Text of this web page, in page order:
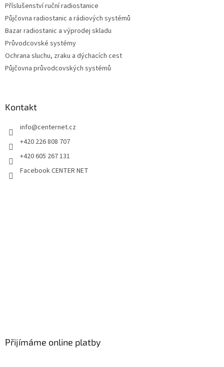
Příslušenství ruční radiostanice
Půjčovna radiostanic a rádiových systémů
Bazar radiostanic a výprodej skladu
Průvodcovské systémy
Ochrana sluchu, zraku a dýchacích cest
Půjčovna průvodcovských systémů
Kontakt
info@centernet.cz
+420 226 808 707
+420 605 267 131
Facebook CENTER NET
Přijímáme online platby